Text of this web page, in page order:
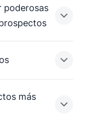
poderosas
equipo son
consumen el
como la
más